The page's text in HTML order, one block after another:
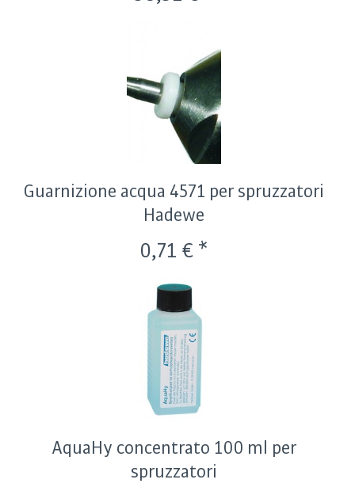
Guarnizione acqua 4571 per spruzzatori
Hadewe
0,71 € *
AquaHy concentrato 100 ml per
spruzzatori